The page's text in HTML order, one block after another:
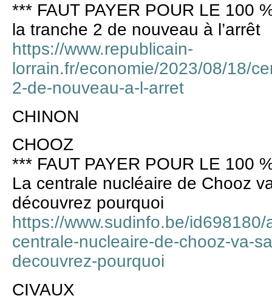
*** FAUT PAYER POUR LE 100
la tranche 2 de nouveau à l’arrêt
https://www.republicain-
lorrain.fr/economie/2023/08/18/
2-de-nouveau-a-l-arret
CHINON
CHOOZ
*** FAUT PAYER POUR LE 100
La centrale nucléaire de Chooz
découvrez pourquoi
https://www.sudinfo.be/
centrale-nucleaire-de-chooz-va-
decouvrez-pourquoi
CIVAUX